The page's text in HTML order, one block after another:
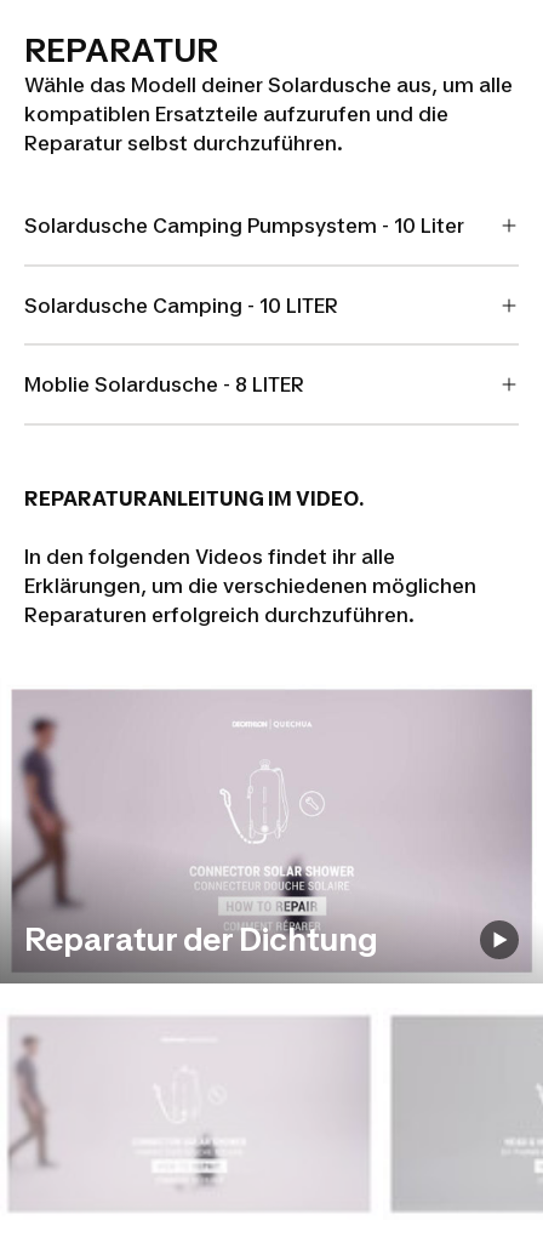
REPARATUR
Wähle das Modell deiner Solardusche aus, um alle
kompatiblen Ersatzteile aufzurufen und die
Reparatur selbst durchzuführen.
Solardusche Camping Pumpsystem - 10 Liter
Solardusche Camping - 10 LITER
Moblie Solardusche - 8 LITER
REPARATURANLEITUNG IM VIDEO.
In den folgenden Videos findet ihr alle
Erklärungen, um die verschiedenen möglichen
Reparaturen erfolgreich durchzuführen.
Reparatur der Dichtung